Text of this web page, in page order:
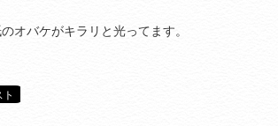
オバケがキラリと光ってます。